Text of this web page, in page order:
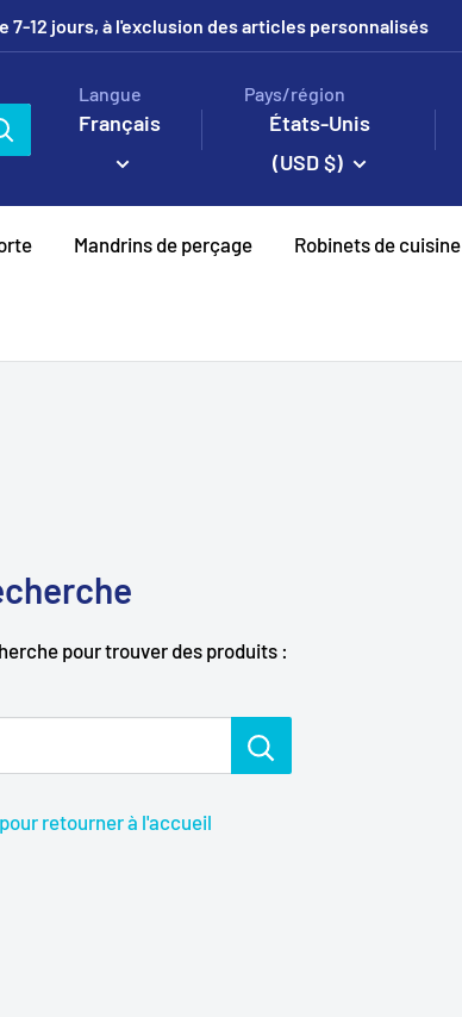
7-12 jours, à l'exclusion des articles personnalisés
Langue
Français
Pays/région
États-Unis
(USD $)
Mandrins de perçage Robinets de cuisine
pour trouver des produits :
retourner à l'accueil